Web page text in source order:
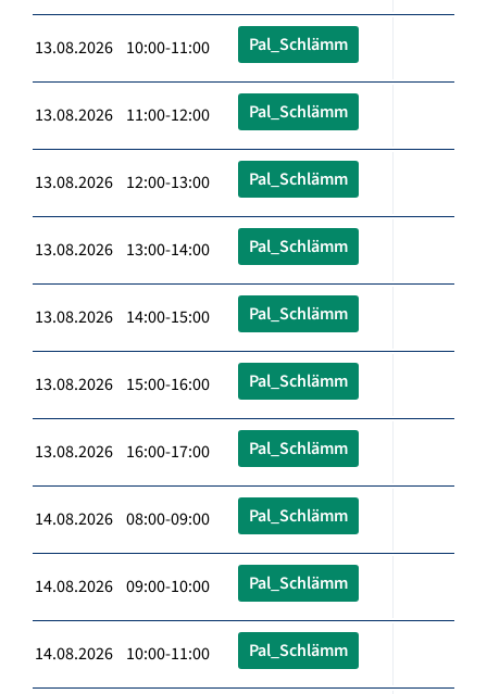
13.08.2026 10:00-11:00 Pal_Schlämm
13.08.2026 11:00-12:00 Pal_Schlämm
13.08.2026 12:00-13:00 Pal_Schlämm
13.08.2026 13:00-14:00 Pal_Schlämm
13.08.2026 14:00-15:00 Pal_Schlämm
13.08.2026 15:00-16:00 Pal_Schlämm
13.08.2026 16:00-17:00 Pal_Schlämm
14.08.2026 08:00-09:00 Pal_Schlämm
14.08.2026 09:00-10:00 Pal_Schlämm
14.08.2026 10:00-11:00 Pal_Schlämm